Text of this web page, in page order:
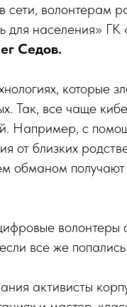
сети, волонтерам
для населения»
Седов.
которые
Так, все чаще
Например, с
от близких
обманом
все же
активисты